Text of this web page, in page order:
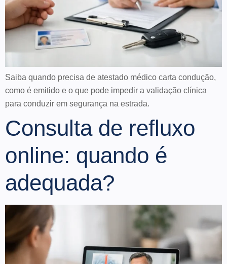
Saiba quando precisa de atestado médico carta condução,
como é emitido e o que pode impedir a validação clínica
para conduzir em segurança na estrada.
Consulta de refluxo
online: quando é
adequada?